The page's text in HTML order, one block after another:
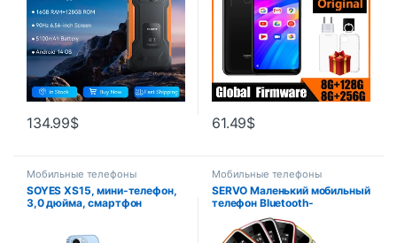
134.99$ 61.49$
Мобильные телефоны
SOYES XS15, мини-телефон,
3,0 дюйма, смартфон
Google Play, мобильные
Мобильные телефоны
SERVO Маленький мобильный
телефон Bluetooth-
накопитель Волшебный голос
Низкое излучение Запись
телефонных звонков 2/3 SIM